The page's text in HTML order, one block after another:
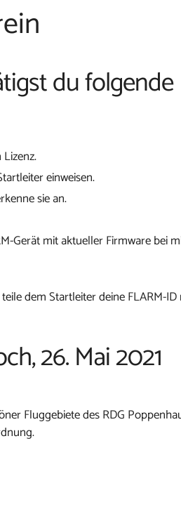
du folgende
einweisen.
sie an.
Gerät mit aktueller Firmware bei
dem Startleiter deine FLARM-
26. Mai 2021
Fluggebiete des RDG